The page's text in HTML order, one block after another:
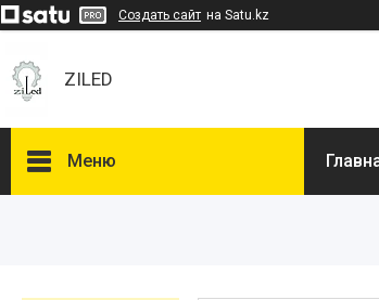
Создать сайт на Satu.kz
ZILED
Меню